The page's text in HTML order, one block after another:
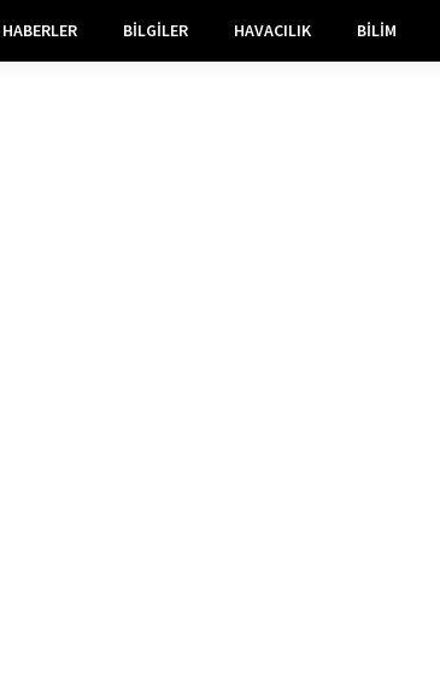
HABERLER BILGILER HAVACILIK BILIM